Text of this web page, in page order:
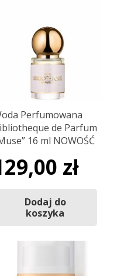
Perfumowana
de Parfum
16 ml NOWOŚĆ
zł
Dodaj do
koszyka